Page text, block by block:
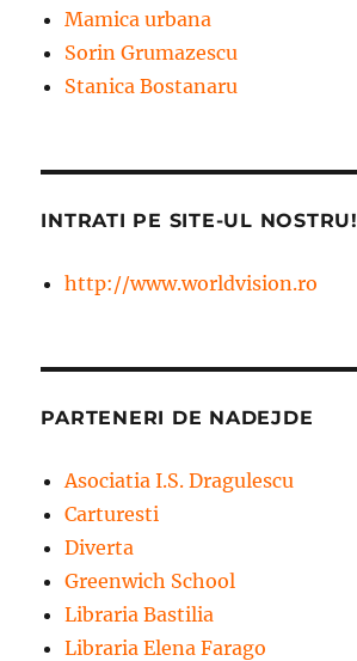
Mamica urbana
Sorin Grumazescu
Stanica Bostanaru
INTRATI PE SITE-UL NOSTRU!
http://www.worldvision.ro
PARTENERI DE NADEJDE
Asociatia I.S. Dragulescu
Carturesti
Diverta
Greenwich School
Libraria Bastilia
Libraria Elena Farago